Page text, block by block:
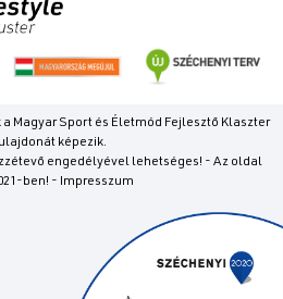
Magyar Sport és Életmód Fejlesztő Klaszter
képezik.
engedélyével lehetséges! - Az oldal
ben! - Impresszum